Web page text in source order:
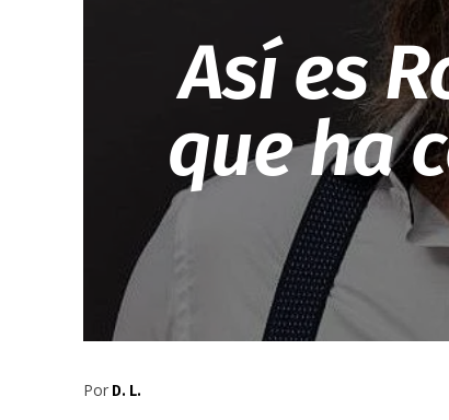
Así es
que ha
Por D. L.